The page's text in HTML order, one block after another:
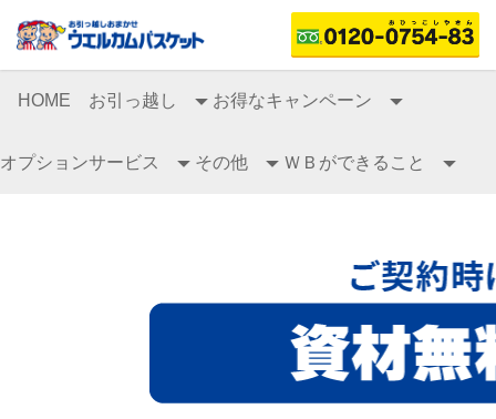
HOME お引っ越し お得なキャンペーン
オプションサービス その他 ＷＢができること